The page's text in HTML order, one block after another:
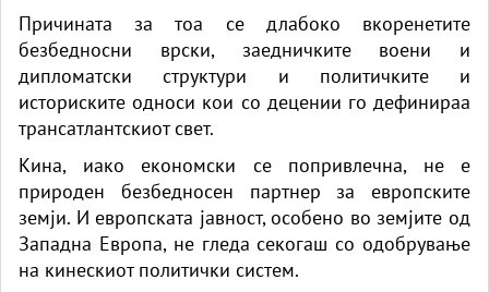
Причината за тоа се длабоко вкоренетите
безбедносни врски, заедничките воени и
дипломатски структури и политичките и
историските односи кои со децении го дефинираа
трансатлантскиот свет.
Кина, иако економски се попривлечна, не е
природен безбедносен партнер за европските
земји. И европската јавност, особено во земјите од
Западна Европа, не гледа секогаш со одобрување
на кинескиот политички систем.